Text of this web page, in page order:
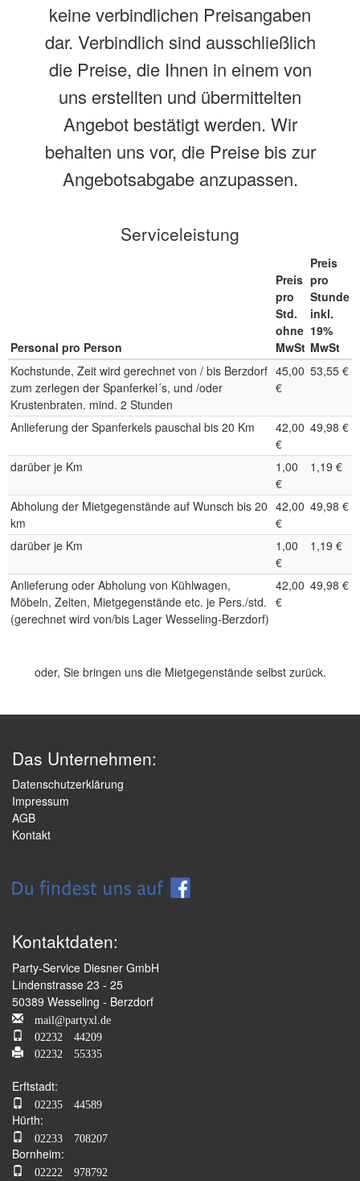
keine verbindlichen Preisangaben
dar. Verbindlich sind ausschließlich
die Preise, die Ihnen in einem von
uns erstellten und übermittelten
Angebot bestätigt werden. Wir
behalten uns vor, die Preise bis zur
Angebotsabgabe anzupassen.
Serviceleistung
Personal pro Person
Preis
pro
Std.
ohne
MwSt
Preis
pro
Stunde
inkl.
19%
MwSt
Kochstunde, Zeit wird gerechnet von / bis Berzdorf
zum zerlegen der Spanferkel´s, und /oder
Krustenbraten. mind. 2 Stunden
45,00
€
53,55 €
Anlieferung der Spanferkels pauschal bis 20 Km
42,00
€
49,98 €
darüber je Km
1,00
€
1,19 €
Abholung der Mietgegenstände auf Wunsch bis 20
km
42,00
€
49,98 €
darüber je Km
1,00
€
1,19 €
Anlieferung oder Abholung von Kühlwagen,
Möbeln, Zelten, Mietgegenstände etc. je Pers./std.
(gerechnet wird von/bis Lager Wesseling-Berzdorf)
42,00
€
49,98 €
oder, Sie bringen uns die Mietgegenstände selbst zurück.
Das Unternehmen:
Datenschutzerklärung
Impressum
AGB
Kontakt
Kontaktdaten:
Party-Service Diesner GmbH
Lindenstrasse 23 - 25
50389 Wesseling - Berzdorf
mail@partyxl.de
02232 44209
02232 55335
Erftstadt:
02235 44589
Hürth:
02233 708207
Bornheim:
02222 978792